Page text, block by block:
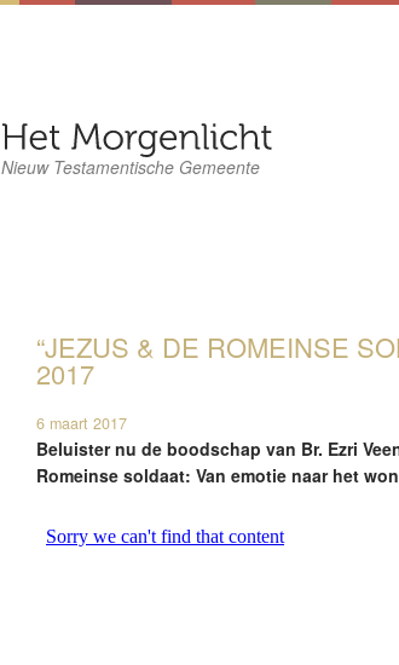
Nieuw Testamentische Gemeente
“JEZUS & DE ROMEINSE
2017
6 maart 2017
Beluister nu de boodschap van Br. Ezri
Romeinse soldaat: Van emotie naar het